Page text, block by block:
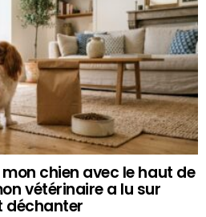
chien avec le haut de
vétérinaire a lu sur
déchanter